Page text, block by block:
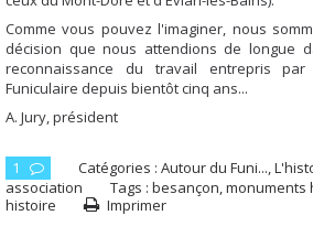
Comme vous pouvez l'imaginer, nous
décision que nous attendions de longue
reconnaissance du travail entrepris
Funiculaire depuis bientôt cinq ans...
A. Jury, président
1 Catégories : Autour du Funi...
association
Tags : besançon monuments
histoire
Imprimer